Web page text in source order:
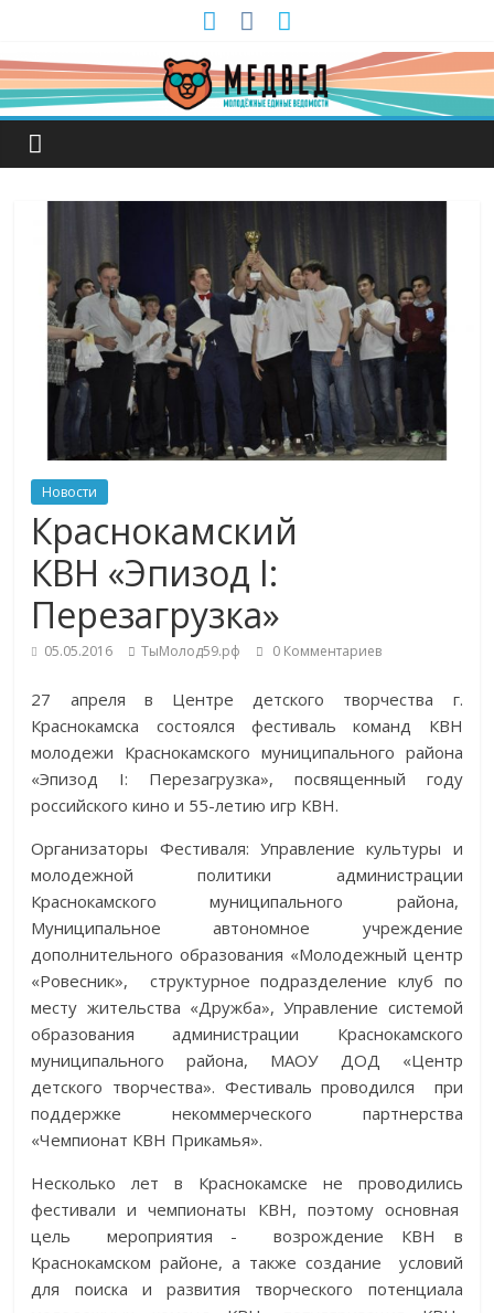
Новости
Краснокамский
КВН «Эпизод I:
Перезагрузка»
05.05.2016 ТыМолод59.рф 0 Комментариев
27 апреля в Центре детского творчества г.
Краснокамска состоялся фестиваль команд КВН
молодежи Краснокамского муниципального района
«Эпизод I: Перезагрузка», посвященный году
российского кино и 55-летию игр КВН.
Организаторы Фестиваля: Управление культуры и
молодежной политики администрации
Краснокамского муниципального района,
Муниципальное автономное учреждение
дополнительного образования «Молодежный центр
«Ровесник», структурное подразделение клуб по
месту жительства «Дружба», Управление системой
образования администрации Краснокамского
муниципального района, МАОУ ДОД «Центр
детского творчества». Фестиваль проводился при
поддержке некоммерческого партнерства
«Чемпионат КВН Прикамья».
Несколько лет в Краснокамске не проводились
фестивали и чемпионаты КВН, поэтому основная
цель мероприятия - возрождение КВН в
Краснокамском районе, а также создание условий
для поиска и развития творческого потенциала